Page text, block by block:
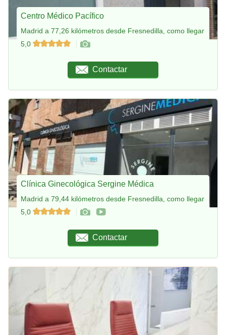
Centro Médico Pacífico
Madrid a 77,26 kilómetros desde Fresnedilla, como llegar
5,0
Contactar
Clínica Ginecológica Sergine Médica
Madrid a 79,44 kilómetros desde Fresnedilla, como llegar
5,0
Contactar